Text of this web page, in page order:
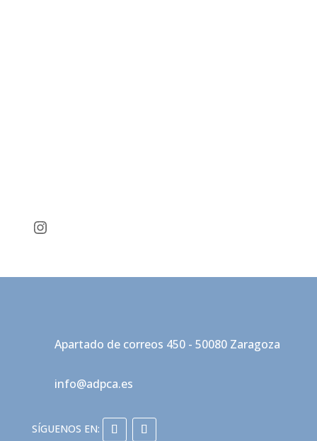
Instagram
Apartado de correos 450 - 50080 Zaragoza
info@adpca.es